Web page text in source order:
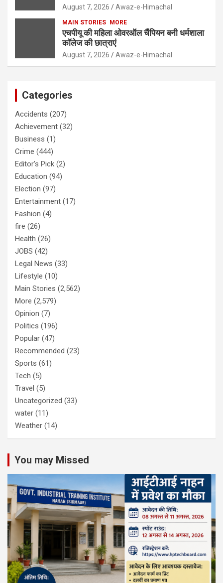
August 7, 2026 Awaz-e-Himachal
MAIN STORIES MORE
एचपीयू की महिला ओवरऑल चैंपियन बनी धर्मशाला
कॉलेज की छात्राएं
August 7, 2026 Awaz-e-Himachal
Categories
Accidents (207)
Achievement (32)
Business (1)
Crime (444)
Editor's Pick (2)
Education (94)
Election (97)
Entertainment (17)
Fashion (4)
fire (26)
Health (26)
JOBS (42)
Legal News (33)
Lifestyle (10)
Main Stories (2,562)
More (2,579)
Opinion (7)
Politics (196)
Popular (47)
Recommended (23)
Sports (61)
Tech (5)
Travel (5)
Uncategorized (33)
water (11)
Weather (14)
You may Missed